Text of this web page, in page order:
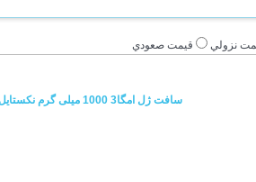
نزولي قيمت صعودي